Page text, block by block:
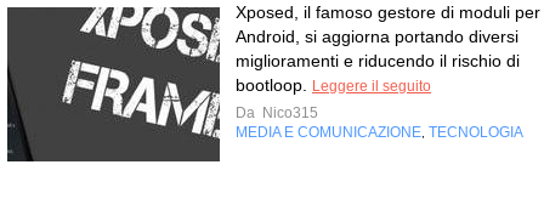
Xposed, il famoso gestore di moduli per
Android, si aggiorna portando diversi
miglioramenti e riducendo il rischio di
bootloop.
Leggere il seguito
Da Nico315
MEDIA E COMUNICAZIONE TECNOLOGIA